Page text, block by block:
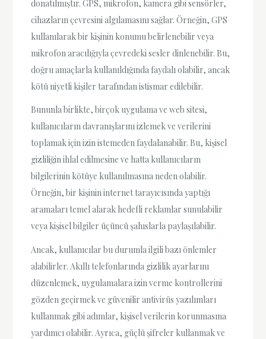
donatılmıştır. GPS, mikrofon, kamera gibi sensörler,
cihazların çevresini algılamasını sağlar. Örneğin, GPS
kullanılarak bir kişinin konumu belirlenebilir veya
mikrofon aracılığıyla çevredeki sesler dinlenebilir. Bu,
doğru amaçlarla kullanıldığında faydalı olabilir, ancak
kötü niyetli kişiler tarafından istismar edilebilir.
Bununla birlikte, birçok uygulama ve web sitesi,
kullanıcıların davranışlarını izlemek ve verilerini
toplamak için izin istemeden faydalanabilir. Bu, kişisel
gizliliğin ihlal edilmesine ve hatta kullanıcıların
bilgilerinin kötüye kullanılmasına neden olabilir.
Örneğin, bir kişinin internet tarayıcısında yaptığı
aramaları temel alarak hedefli reklamlar sunulabilir
veya kişisel bilgiler üçüncü şahıslarla paylaşılabilir.
Ancak, kullanıcılar bu durumla ilgili bazı önlemler
alabilirler. Akıllı telefonlarında gizlilik ayarlarını
düzenlemek, uygulamalara izin verme kontrollerini
gözden geçirmek ve güvenilir antivirüs yazılımları
kullanmak gibi adımlar, kişisel verilerin korunmasına
yardımcı olabilir. Ayrıca, güçlü şifreler kullanmak ve